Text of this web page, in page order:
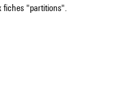
fiches "partitions".